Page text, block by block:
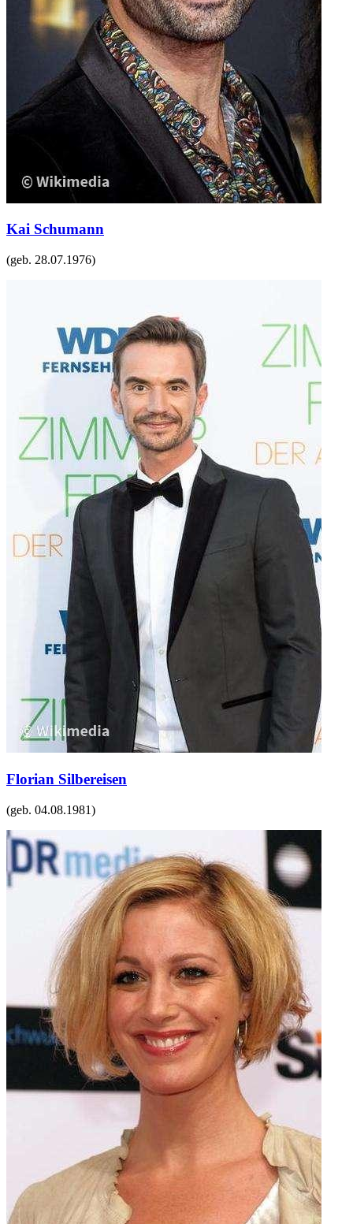
Kai Schumann
(geb. 28.07.1976)
Florian Silbereisen
(geb. 04.08.1981)